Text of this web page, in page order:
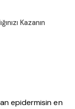
Kazanın
epidermisin en